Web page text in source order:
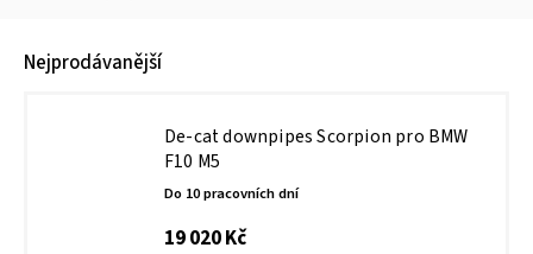
Nejprodávanější
De-cat downpipes Scorpion pro BMW
F10 M5
Do 10 pracovních dní
19 020 Kč